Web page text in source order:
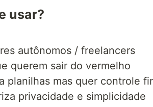
usar?
autônomos / freelancers
querem sair do vermelho
planilhas mas quer controle
privacidade e simplicidade